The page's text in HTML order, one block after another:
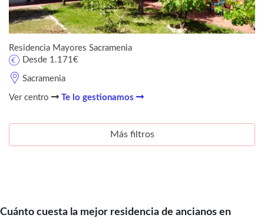
Residencia Mayores Sacramenia
Sacramenia
Desde 1.171€
Ver centro Te lo gestionamos
Más filtros
Cuánto cuesta la mejor residencia de ancianos en